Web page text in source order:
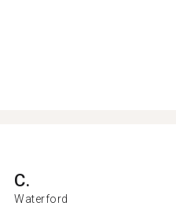
C.
Waterford